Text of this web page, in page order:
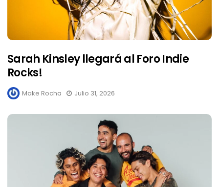
Sarah Kinsley llegará al Foro Indie
Rocks!
Make Rocha Julio 31, 2026